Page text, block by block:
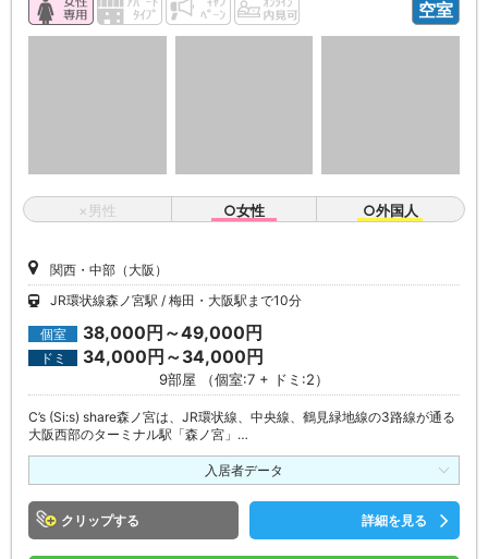
空室
×男性 ○女性 ○外国人
関西・中部（大阪）
JR環状線森ノ宮駅
梅田・大阪駅まで10分
個室 38,000円～49,000円
ドミ 34,000円～34,000円
9部屋 （個室:7 + ドミ:2）
C’s (Si:s) share森ノ宮は、JR環状線、中央線、鶴見緑地線の3路線が通る
大阪西部のターミナル駅「森ノ宮」…
入居者データ
クリップ 詳細を見る